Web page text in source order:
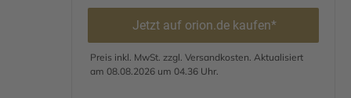
Jetzt auf orion.de kaufen*
Preis inkl. MwSt. zzgl. Versandkosten. Aktualisiert
am 08.08.2026 um 04.36 Uhr.